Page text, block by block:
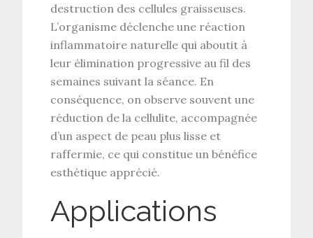
destruction des cellules graisseuses.
L’organisme déclenche une réaction
inflammatoire naturelle qui aboutit à
leur élimination progressive au fil des
semaines suivant la séance. En
conséquence, on observe souvent une
réduction de la cellulite, accompagnée
d’un aspect de peau plus lisse et
raffermie, ce qui constitue un bénéfice
esthétique apprécié.
Applications